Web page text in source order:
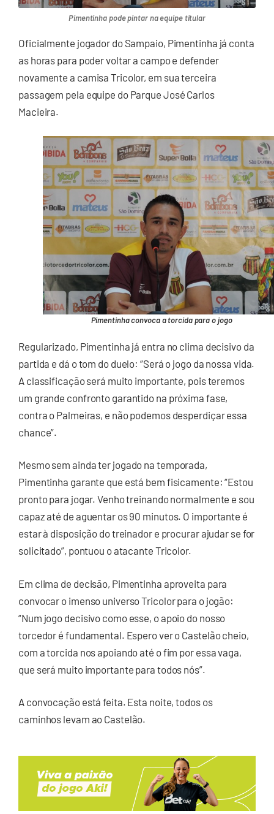
Pimentinha pode pintar na equipe titular
Oficialmente jogador do Sampaio, Pimentinha já conta
as horas para poder voltar a campo e defender
novamente a camisa Tricolor, em sua terceira
passagem pela equipe do Parque José Carlos
Macieira.
Pimentinha convoca a torcida para o jogo
Regularizado, Pimentinha já entra no clima decisivo da
partida e dá o tom do duelo: “Será o jogo da nossa vida.
A classificação será muito importante, pois teremos
um grande confronto garantido na próxima fase,
contra o Palmeiras, e não podemos desperdiçar essa
chance”.
Mesmo sem ainda ter jogado na temporada,
Pimentinha garante que está bem fisicamente: “Estou
pronto para jogar. Venho treinando normalmente e sou
capaz até de aguentar os 90 minutos. O importante é
estar à disposição do treinador e procurar ajudar se for
solicitado”, pontuou o atacante Tricolor.
Em clima de decisão, Pimentinha aproveita para
convocar o imenso universo Tricolor para o jogão:
“Num jogo decisivo como esse, o apoio do nosso
torcedor é fundamental. Espero ver o Castelão cheio,
com a torcida nos apoiando até o fim por essa vaga,
que será muito importante para todos nós”.
A convocação está feita. Esta noite, todos os
caminhos levam ao Castelão.